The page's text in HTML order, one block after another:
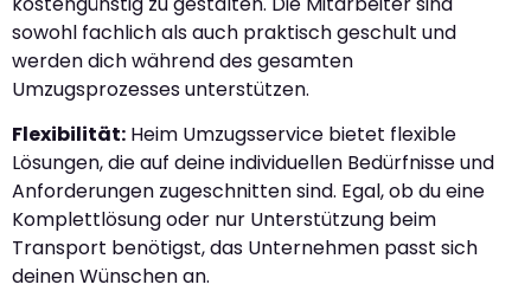
sowohl fachlich als auch praktisch geschult und
werden dich während des gesamten
Umzugsprozesses unterstützen.
Flexibilität: Heim Umzugsservice bietet flexible
Lösungen, die auf deine individuellen Bedürfnisse und
Anforderungen zugeschnitten sind. Egal, ob du eine
Komplettlösung oder nur Unterstützung beim
Transport benötigst, das Unternehmen passt sich
deinen Wünschen an.